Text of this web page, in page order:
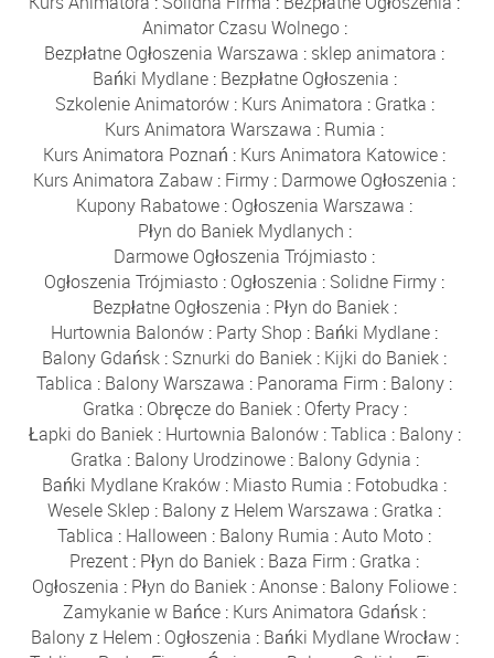
Animator Czasu Wolnego:
Bezpłatne Ogłoszenia Warszawa : sklep animatora :
Bańki Mydlane: Bezpłatne Ogłoszenia :
Szkolenie Animatorów: Kurs Animatora : Gratka :
Kurs Animatora Warszawa : Rumia :
Kurs Animatora Poznań : Kurs Animatora Katowice :
Kurs Animatora Zabaw : Firmy : Darmowe Ogłoszenia :
Kupony Rabatowe : Ogłoszenia Warszawa :
Płyn do Baniek Mydlanych :
Darmowe Ogłoszenia Trójmiasto :
Ogłoszenia Trójmiasto : Ogłoszenia : Solidne Firmy :
Bezpłatne Ogłoszenia : Płyn do Baniek:
Hurtownia Balonów : Party Shop : Bańki Mydlane :
Balony Gdańsk : Sznurki do Baniek : Kijki do Baniek :
Tablica : Balony Warszawa : Panorama Firm : Balony :
Gratka : Obręcze do Baniek: Oferty Pracy:
Łapki do Baniek: Hurtownia Balonów:Tablica : Balony:
Gratka : Balony Urodzinowe: Balony Gdynia :
Bańki Mydlane Kraków : Miasto Rumia : Fotobudka :
Wesele Sklep : Balony z Helem Warszawa : Gratka :
Tablica : Halloween : Balony Rumia :Auto Moto :
Prezent : Płyn do Baniek : Baza Firm : Gratka :
Ogłoszenia : Płyn do Baniek :Anonse : Balony Foliowe :
Zamykanie w Bańce : Kurs Animatora Gdańsk :
Balony z Helem : Ogłoszenia : Bańki Mydlane Wrocław: